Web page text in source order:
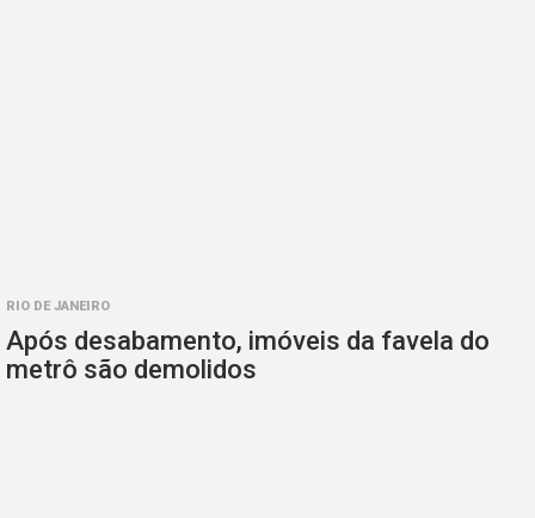
RIO DE JANEIRO
Após desabamento, imóveis da favela do
metrô são demolidos